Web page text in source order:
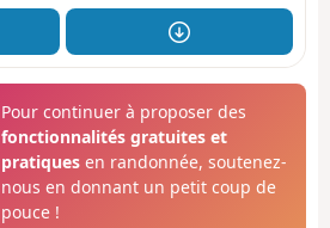
Pour continuer à proposer des
fonctionnalités gratuites et
pratiquesen randonnée, soutenez-
nous en donnant un petit coup de
pouce !